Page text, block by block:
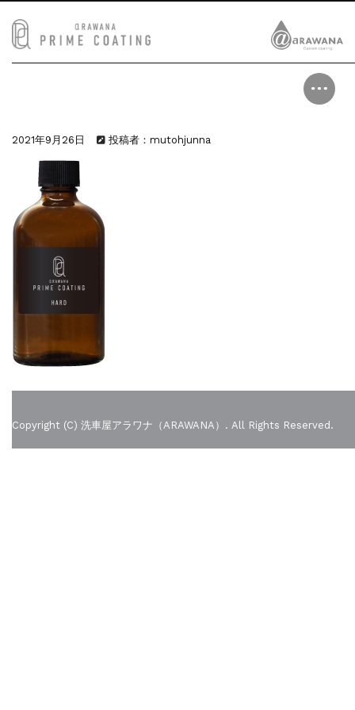
2021年9月26日 投稿者：mutohjunna
Copyright (C) 洗車屋アラワナ（ARAWANA）. All Rights Reserved.